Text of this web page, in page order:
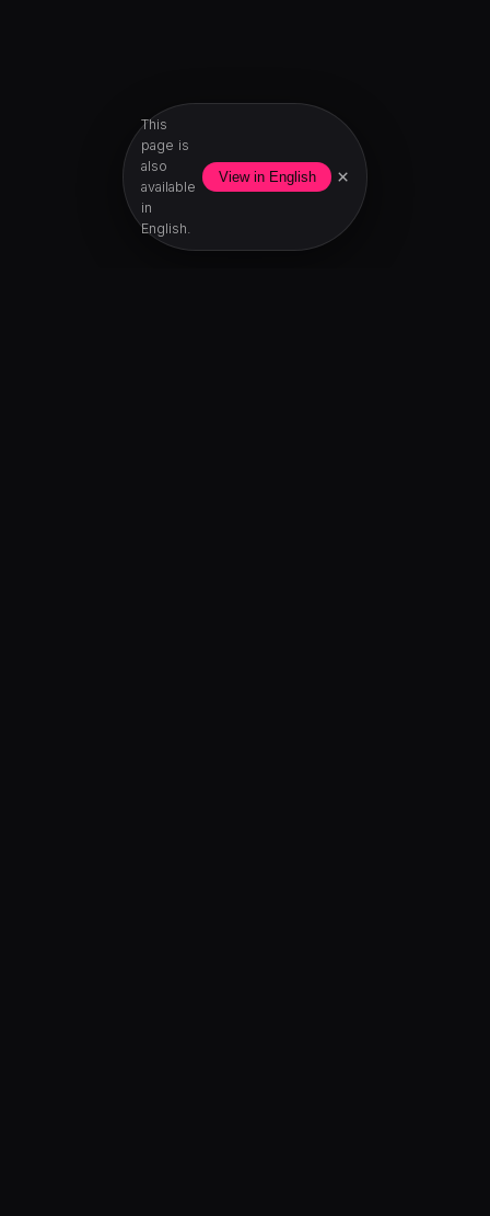
This
page is
also
available
in
English.
View in English ×